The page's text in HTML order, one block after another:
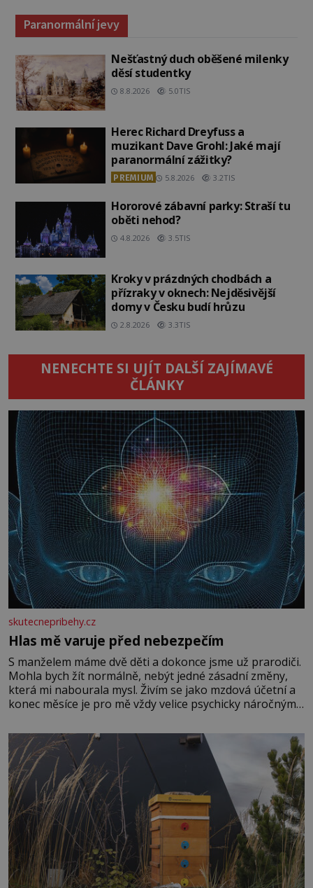
Paranormální jevy
Nešťastný duch oběšené milenky
děsí studentky
8.8.2026 5.0TIS
Herec Richard Dreyfuss a
muzikant Dave Grohl: Jaké mají
paranormální zážitky?
PREMIUM 5.8.2026 3.2TIS
Hororové zábavní parky: Straší tu
oběti nehod?
4.8.2026 3.5TIS
Kroky v prázdných chodbách a
přízraky v oknech: Nejděsivější
domy v Česku budí hrůzu
2.8.2026 3.3TIS
NENECHTE SI UJÍT DALŠÍ ZAJÍMAVÉ
ČLÁNKY
skutecnepribehy.cz
Hlas mě varuje před nebezpečím
S manželem máme dvě děti a dokonce jsme už prarodiči.
Mohla bych žít normálně, nebýt jedné zásadní změny,
která mi nabourala mysl. Živím se jako mzdová účetní a
konec měsíce je pro mě vždy velice psychicky náročným
dál častěji volá o pomoc, co se hlídání týče. Dalo by se